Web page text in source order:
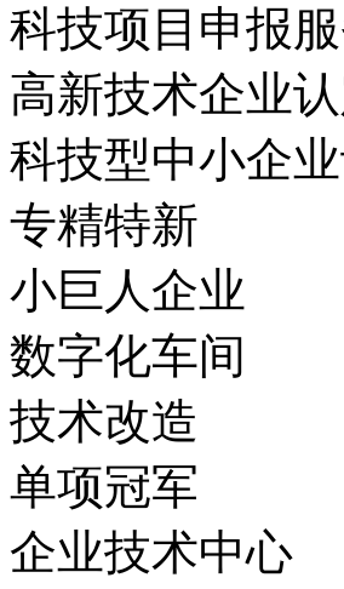
科技项目申报
高新技术企业
科技型中小企
专精特新
小巨人企业
数字化车间
技术改造
单项冠军
企业技术中心